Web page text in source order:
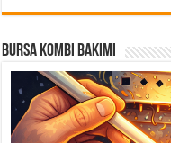
Bursa Kombi Bakımı